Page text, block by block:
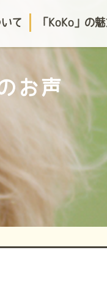
いて 「KoKo」の魅
お声